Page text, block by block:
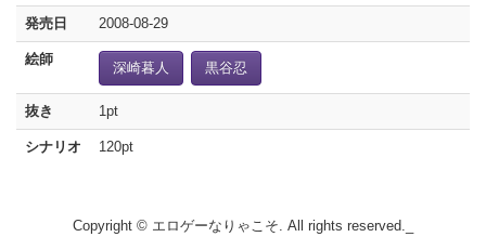
発売日 2008-08-29
絵師
深崎暮人 黒谷忍
抜き 1pt
シナリオ 120pt
Copyright © エロゲーなりゃこそ. All rights reserved._